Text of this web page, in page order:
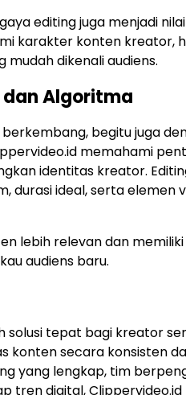
editing juga menjadi
karakter konten kreator,
mudah dikenali audiens.
Algoritma
begitu juga
memahami
identitas kreator.
durasi ideal, serta elemen
lebih relevan dan
audiens baru.
solusi tepat bagi kreator
konten secara konsisten
yang lengkap, tim
tren digital,